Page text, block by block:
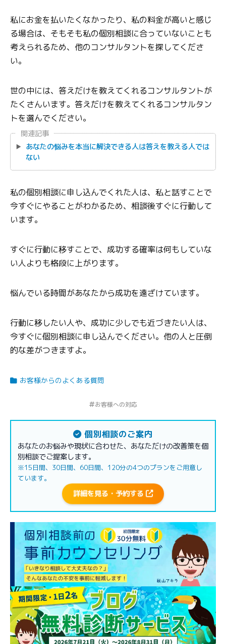
私にお金を払いたくなかったり、私の料金が高いと感じ
る場合は、そもそも私の個別相談に合っていないことも
考えられるため、他のコンサルタントを探してくださ
い。
世の中には、答えだけを教えてくれるコンサルタントが
たくさんいます。答えだけを教えてくれるコンサルタン
トを選んでください。
関連記事
あなたの悩みを本当に解決できる人は答えを教える人では
ない
私の個別相談に申し込んでくれた人は、私と話すことで
今すぐにやることがわかるため、相談後すぐに行動して
います。
すぐに行動に移すことで、成功する確率は何もしていな
い人よりも格段に上がります。
悩んでいる時間があなたから成功を遠ざけています。
行動に移したい人や、成功に少しでも近づきたい人は、
今すぐに個別相談に申し込んでください。他の人と圧倒
的な差がつきますよ。
お客様からのよくある質問
お客様への対応
個別相談のご案内
あなたのお悩みや現状に合わせた、あなただけの改善策を個
別相談でご提案します。
※15日間、30日間、60日間、120分の4つのプランをご用意し
ています。
詳細を見る・予約する